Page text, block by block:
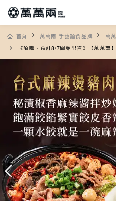
首頁 萬萬兩 手藝麵食品牌
萬
《預購．預計8/7開始出貨》【萬萬兩】台式麻辣燙豬肉餃子